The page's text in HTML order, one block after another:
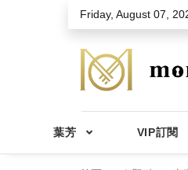
Skip to main contentFriday, August 07,
葉芳 VIP訂閱